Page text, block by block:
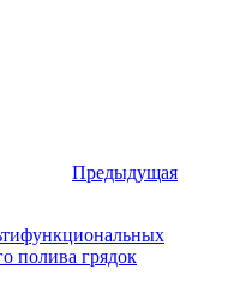
Предыдущая
полива грядок